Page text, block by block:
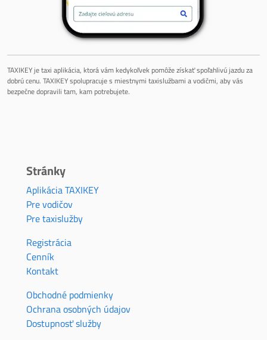
TAXIKEY je taxi aplikácia, ktorá vám kedykoľvek pomôže získať spoľahlivú jazdu za
dobrú cenu. TAXIKEY spolupracuje s miestnymi taxislužbami a vodičmi, aby vás
bezpečne dopravili tam, kam potrebujete.
Stránky
Aplikácia TAXIKEY
Pre vodičov
Pre taxislužby
Registrácia
Cenník
Kontakt
Obchodné podmienky
Ochrana osobných údajov
Dostupnosť služby